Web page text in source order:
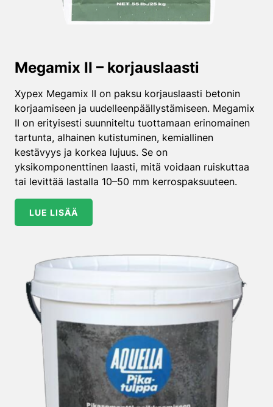
Megamix II – korjauslaasti
Xypex Megamix II on paksu korjauslaasti betonin
korjaamiseen ja uudelleenpäällystämiseen. Megamix
II on erityisesti suunniteltu tuottamaan erinomainen
tartunta, alhainen kutistuminen, kemiallinen
kestävyys ja korkea lujuus. Se on
yksikomponenttinen laasti, mitä voidaan ruiskuttaa
tai levittää lastalla 10–50 mm kerrospaksuuteen.
LUE LISÄÄ